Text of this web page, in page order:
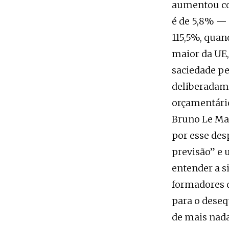
aumentou
é de 5,8% —
115,5%,
maior da
saciedade
Bruno Le
por esse
previsão” e
entender a
formadores
para o
de mais